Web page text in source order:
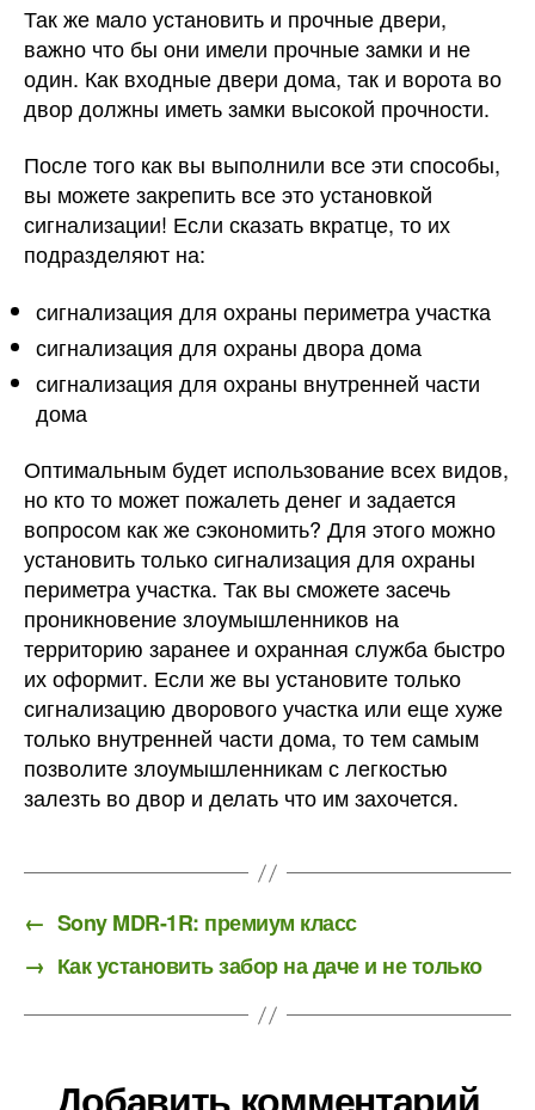
Так же мало установить и прочные двери,
важно что бы они имели прочные замки и не
один. Как входные двери дома, так и ворота во
двор должны иметь замки высокой прочности.
После того как вы выполнили все эти способы,
вы можете закрепить все это установкой
сигнализации! Если сказать вкратце, то их
подразделяют на:
сигнализация для охраны периметра участка
сигнализация для охраны двора дома
сигнализация для охраны внутренней части
дома
Оптимальным будет использование всех видов,
но кто то может пожалеть денег и задается
вопросом как же сэкономить? Для этого можно
установить только сигнализация для охраны
периметра участка. Так вы сможете засечь
проникновение злоумышленников на
территорию заранее и охранная служба быстро
их оформит. Если же вы установите только
сигнализацию дворового участка или еще хуже
только внутренней части дома, то тем самым
позволите злоумышленникам с легкостью
залезть во двор и делать что им захочется.
← Sony MDR-1R: премиум класс
→ Как установить забор на даче и не только